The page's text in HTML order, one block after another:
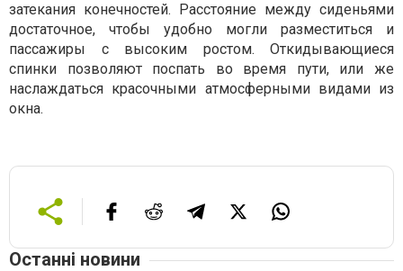
затекания конечностей. Расстояние между сиденьями
достаточное, чтобы удобно могли разместиться и
пассажиры с высоким ростом. Откидывающиеся
спинки позволяют поспать во время пути, или же
наслаждаться красочными атмосферными видами из
окна.
Останні новини